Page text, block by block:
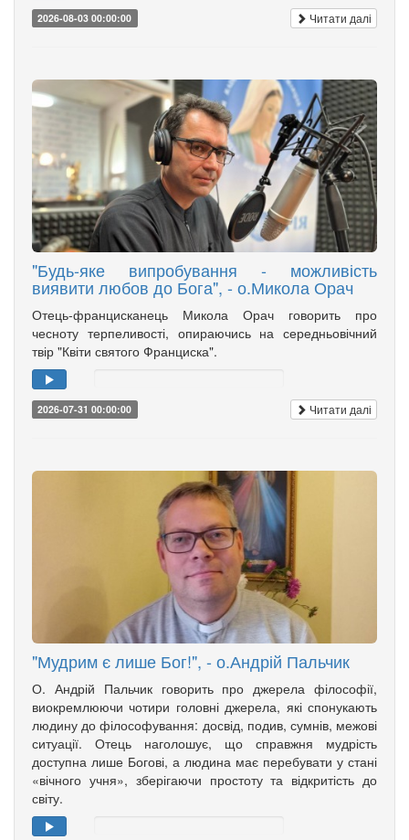
2026-08-03 00:00:00 Читати далі
"Будь-яке випробування - можливість
виявити любов до Бога", - о.Микола Орач
Отець-францисканець Микола Орач говорить про
чесноту терпеливості, опираючись на середньовічний
твір "Квіти святого Франциска".
2026-07-31 00:00:00 Читати далі
"Мудрим є лише Бог!", - о.Андрій Пальчик
О. Андрій Пальчик говорить про джерела філософії,
виокремлюючи чотири головні джерела, які спонукають
людину до філософування: досвід, подив, сумнів, межові
ситуації. Отець наголошує, що справжня мудрість
доступна лише Богові, а людина має перебувати у стані
«вічного учня», зберігаючи простоту та відкритість до
світу.